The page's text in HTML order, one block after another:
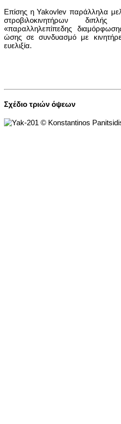
Επίσης η Yakovlev παράλληλα
στροβιλοκινητήρων
«παραλληλεπίπεδης
ώσης σε συνδυασμό με
ευελιξία.
Σχέδιο τριών όψεων